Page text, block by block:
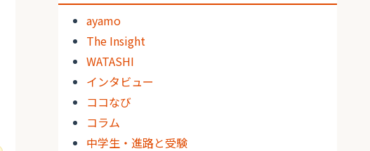
ayamo
The Insight
WATASHI
インタビュー
ココなび
コラム
中学生・進路と受験